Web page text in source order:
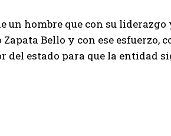
un hombre que con su
Bello y con ese esfuerzo,
del estado para que la entidad